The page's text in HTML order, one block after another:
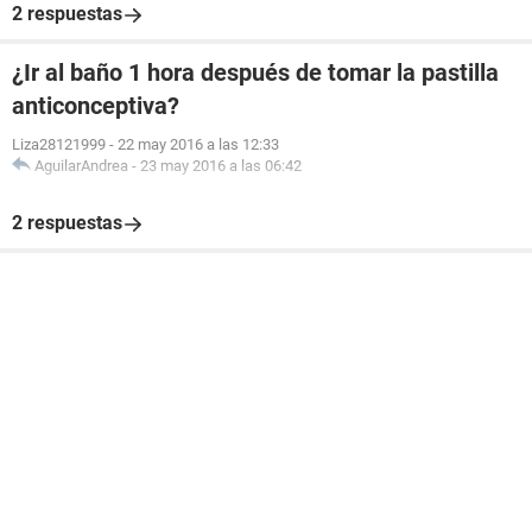
2 respuestas
¿Ir al baño 1 hora después de tomar la pastilla
anticonceptiva?
Liza28121999 - 22 may 2016 a las 12:33
AguilarAndrea - 23 may 2016 a las 06:42
2 respuestas